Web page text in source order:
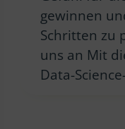
gewinnen
Schritten zu
uns an Mit
Data-